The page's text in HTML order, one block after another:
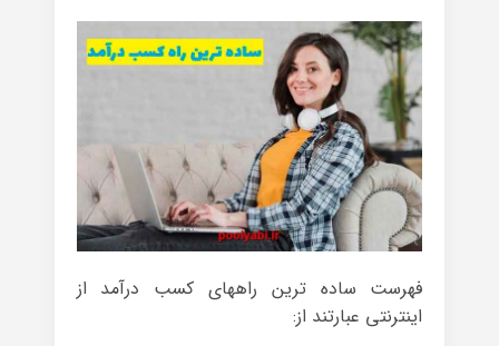
فهرست ساده ترین راههای کسب درآمد از
اینترنتی عبارتند از: